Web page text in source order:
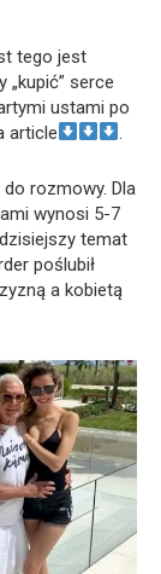
tego jest
„kupić” serce
ustami po
article
.
rozmowy. Dla
wynosi 5-7
temat
poślubił
a kobietą